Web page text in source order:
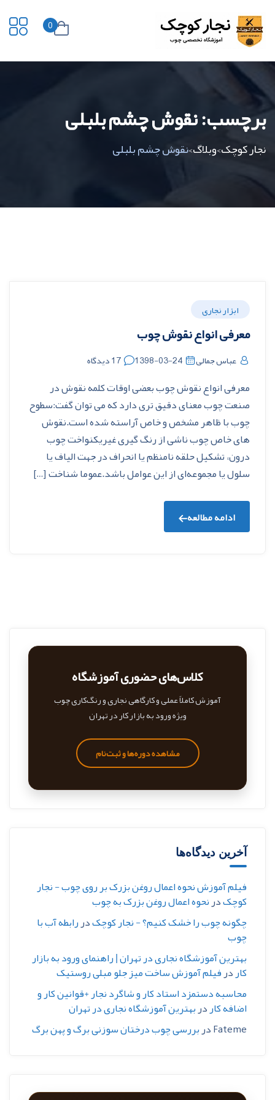
0
برچسب:نقوش چشم بلبلی
نجار کوچک>وبلاگ>نقوش چشم بلبلی
ابزار نجاری
معرفی انواع نقوش چوب
عباس جمالی 1398-03-24 17 دیدگاه
معرفی انواع نقوش چوب بعضی اوقات کلمه نقوش در
صنعت چوب معنای دقیق تری دارد که می توان گفت:سطوح
چوب با ظاهر مشخص و خاص آراسته شده است.نقوش
های خاص چوب ناشی از رنگ گیری غیریکنواخت چوب
درون، تشکیل حلقه نامنظم یا انحراف در جهت الياف یا
سلول یا مجموعه‌ای از این عوامل باشد.عموما شناخت […]
ادامه مطالعه
کلاس‌های حضوری آموزشگاه
آموزش کاملاً عملی و کارگاهی نجاری و رنگ‌کاری چوب
ویژه ورود به بازار کار در تهران
مشاهده دوره‌ها و ثبت‌نام
آخرین دیدگاه‌ها
فیلم آموزش نحوه اعمال روغن بزرک بر روی چوب - نجار
کوچکدرنحوه اعمال روغن بزرک به چوب
چگونه چوب را خشک کنیم؟ - نجار کوچکدررابطه آب با
چوب
بهترین آموزشگاه نجاری در تهران | راهنمای ورود به بازار
کاردرفیلم آموزش ساخت میز جلو مبلی روستیک
محاسبه دستمزد استاد کار و شاگرد نجار +قوانین کار و
اضافه کاردربهترین آموزشگاه نجاری در تهران
Fatemeدربررسی چوب درختان سوزنی برگ و پهن برگ